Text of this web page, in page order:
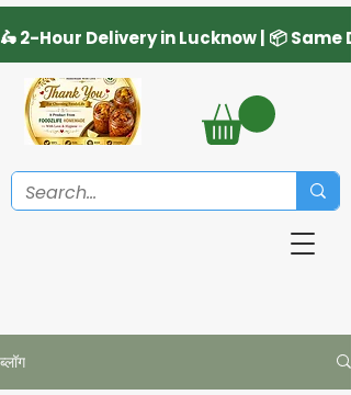
ब्लॉग